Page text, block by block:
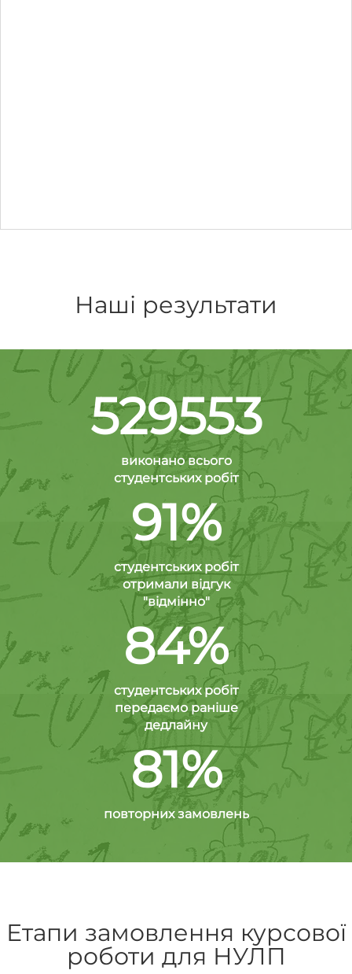
Наші результати
529553
виконано всього
студентських робіт
91%
студентських робіт
отримали відгук
"відмінно"
84%
студентських робіт
передаємо раніше
дедлайну
81%
повторних замовлень
Етапи замовлення курсової
роботи для НУЛП